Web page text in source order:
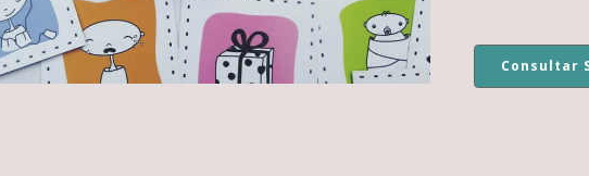
Consultar